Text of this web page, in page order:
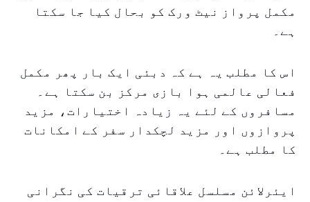
مکمل پرواز نیٹ ورک کو بحال کیا جا سکتا
ہے۔
اس کا مطلب یہ ہے کہ دبئی ایک بار پھر مکمل
فعالی عالمی ہوا بازی مرکز بن سکتا ہے۔
مسافروں کے لئے یہ زیادہ اختیارات، مزید
پروازوں اور مزید لچکدار سفر کے امکانات
کا مطلب ہے۔
ایئرلائن مسلسل علاقائی ترقیات کی نگرانی